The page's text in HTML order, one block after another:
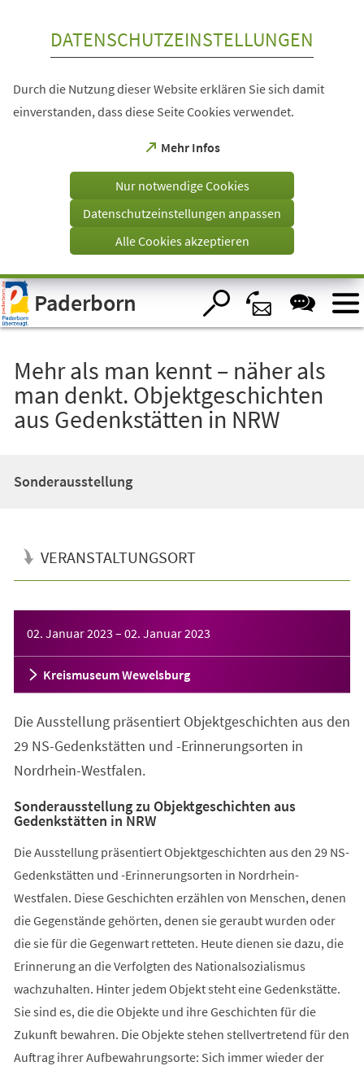
Visuelle
Assistenzsoftware
öffnen.
DATENSCHUTZEINSTELLUNGEN
Durch die Nutzung dieser Website erklären Sie sich damit
einverstanden, dass diese Seite Cookies verwendet.
Mehr Infos
(Öffnet
einem
Tab)
Nur notwendige Cookies
Datenschutzeinstellungen anpassen
Alle Cookies akzeptieren
Paderborn
Mehr als man kennt – näher als
man denkt. Objektgeschichten
aus Gedenkstätten in NRW
Sonderausstellung
VERANSTALTUNGSORT
02. Januar 2023 – 02. Januar 2023
Kreismuseum Wewelsburg
Die Ausstellung präsentiert Objektgeschichten aus den
29 NS-Gedenkstätten und -Erinnerungsorten in
Nordrhein-Westfalen.
Sonderausstellung zu Objektgeschichten aus
Gedenkstätten in NRW
Die Ausstellung präsentiert Objektgeschichten aus den 29 NS-
Gedenkstätten und -Erinnerungsorten in Nordrhein-
Westfalen. Diese Geschichten erzählen von Menschen, denen
die Gegenstände gehörten, denen sie geraubt wurden oder
die sie für die Gegenwart retteten. Heute dienen sie dazu, die
Erinnerung an die Verfolgten des Nationalsozialismus
wachzuhalten. Hinter jedem Objekt steht eine Gedenkstätte.
Sie sind es, die die Objekte und ihre Geschichten für die
Zukunft bewahren. Die Objekte stehen stellvertretend für den
Auftrag ihrer Aufbewahrungsorte: Sich immer wieder der